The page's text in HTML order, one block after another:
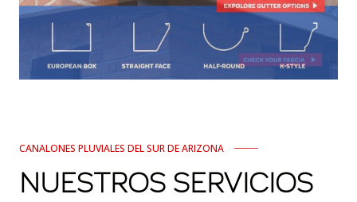
CANALONES PLUVIALES DEL SUR DE ARIZONA
NUESTROS SERVICIOS